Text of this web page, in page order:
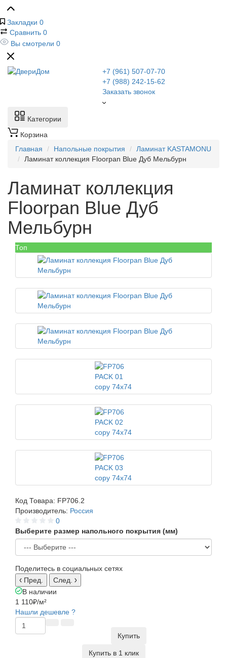
Закладки 0
Сравнить 0
Вы смотрели 0
+7 (961) 507-07-70
+7 (988) 242-15-62
Заказать звонок
Категории
Корзина
Главная
Напольные покрытия
Ламинат KASTAMONU
Ламинат коллекция Floorpan Blue Дуб Мельбурн
Ламинат коллекция
Floorpan Blue Дуб
Мельбурн
Топ
Код Товара: FP706.2
Производитель: Россия
0
Выберите размер напольного покрытия (мм)
Поделитесь в социальных сетях
Пред.
След.
В наличии
1 110₽/м²
Нашли дешевле ?
Купить
Купить в 1 клик